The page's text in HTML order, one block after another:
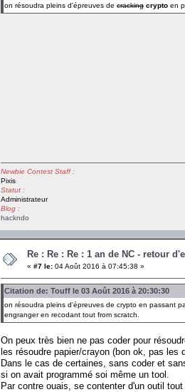
on résoudra pleins d'épreuves de cracking crypto en
Newbie Contest Staff :
Pixis
Statut :
Administrateur
Blog :
hackndo
Re : Re : Re : 1 an de NC - retour
« #7 le: 04 Août 2016 à 07:45:38 »
Citation de: Touff le 03 Août 2016 à 20:30:30
on résoudra pleins d'épreuves de crypto en passant
engranger en recodant tout from scratch.
On peux très bien ne pas coder pour
les résoudre papier/crayon (bon ok, pas les
Dans le cas de certaines, sans coder et
si on avait programmé soi même un tool.
Par contre ouais, se contenter d'un outil